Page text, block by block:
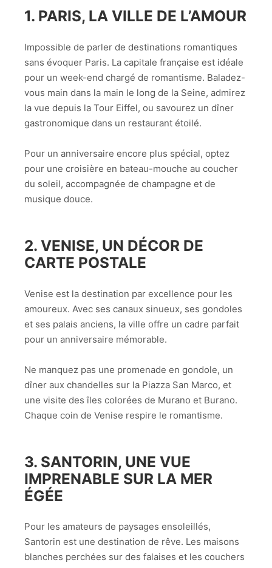
1. PARIS, LA VILLE DE L’AMOUR
Impossible de parler de destinations romantiques
sans évoquer Paris. La capitale française est idéale
pour un week-end chargé de romantisme. Baladez-
vous main dans la main le long de la Seine, admirez
la vue depuis la Tour Eiffel, ou savourez un dîner
gastronomique dans un restaurant étoilé.
Pour un anniversaire encore plus spécial, optez
pour une croisière en bateau-mouche au coucher
du soleil, accompagnée de champagne et de
musique douce.
2. VENISE, UN DÉCOR DE
CARTE POSTALE
Venise est la destination par excellence pour les
amoureux. Avec ses canaux sinueux, ses gondoles
et ses palais anciens, la ville offre un cadre parfait
pour un anniversaire mémorable.
Ne manquez pas une promenade en gondole, un
dîner aux chandelles sur la Piazza San Marco, et
une visite des îles colorées de Murano et Burano.
Chaque coin de Venise respire le romantisme.
3. SANTORIN, UNE VUE
IMPRENABLE SUR LA MER
ÉGÉE
Pour les amateurs de paysages ensoleillés,
Santorin est une destination de rêve. Les maisons
blanches perchées sur des falaises et les couchers